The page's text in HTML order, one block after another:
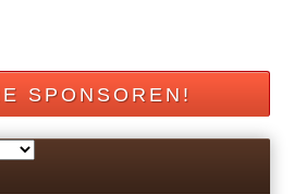
SPONSOREN!